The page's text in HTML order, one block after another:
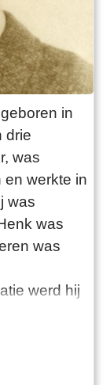
in
drie
was
en werkte in
was
was
was
werd hij
van
in